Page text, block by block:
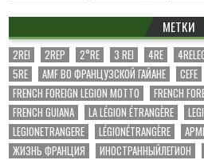
МЕТКИ
2REI 2REP 2°RE 3 REI 4RE
5RE
AMF ВО ФРАНЦУЗСКОЙ ГАЙАНЕ CEFE
FRENCH FOREIGN LEGION MOTTO
FRENCH
FRENCH GUIANA
LA LÉGION ÉTRANGÈRE
LEGIONETRANGERE
LÉGIONÉTRANGÈRE
ЖИЗНЬ ФРАНЦИЯ
ИНОСТРАННЫЙЛЕГИОН